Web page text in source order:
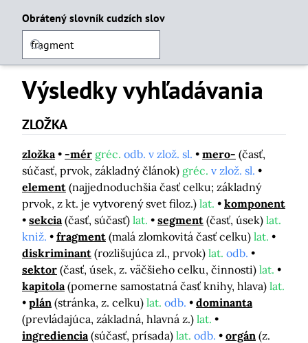
Obrátený slovník cudzích slov
Výsledky vyhľadávania
ZLOŽKA
zložka -mér gréc. odb. v zlož. sl. mero- (časť,
súčasť, prvok, základný článok) gréc. v zlož. sl.
element (najjednoduchšia časť celku; základný
prvok, z kt. je vytvorený svet filoz.) lat.
komponent
sekcia (časť, súčasť) lat. segment (časť, úsek) lat.
kniž.
fragment (malá zlomkovitá časť celku) lat.
diskriminant (rozlišujúca zl., prvok) lat. odb.
sektor (časť, úsek, z. väčšieho celku, činnosti) lat.
kapitola (pomerne samostatná časť knihy, hlava) lat.
plán (stránka, z. celku) lat. odb.
dominanta
(prevládajúca, základná, hlavná z.) lat.
ingrediencia (súčasť, prísada) lat. odb. orgán (z.